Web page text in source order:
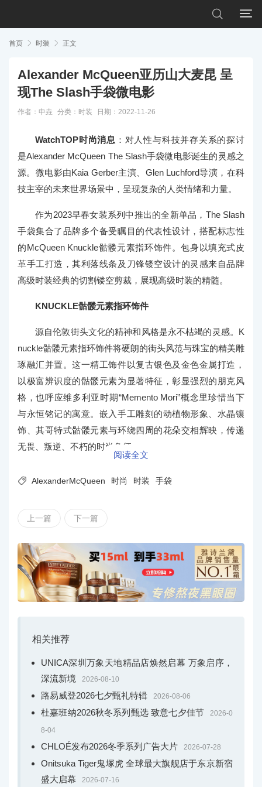


首页  时装  正文
Alexander McQueen亚历山大麦昆 呈
现The Slash手袋微电影
作者：申垚 分类： 时装 日期：2022-11-26
WatchTOP时尚消息 ：对人性与科技并存关系的探讨
是Alexander McQueen The Slash手袋微电影诞生的灵感之
源。微电影由Kaia Gerber主演、Glen Luchford导演，在科
技主宰的未来世界场景中，呈现复杂的人类情绪和力量。
作为2023早春女装系列中推出的全新单品，The Slash
手袋集合了品牌多个备受瞩目的代表性设计，搭配标志性
的McQueen Knuckle骷髅元素指环饰件。包身以填充式皮
革手工打造，其利落线条及刀锋镂空设计的灵感来自品牌
高级时装经典的切割镂空剪裁，展现高级时装的精髓。
KNUCKLE骷髅元素指环饰件
源自伦敦街头文化的精神和风格是永不枯竭的灵感。K
nuckle骷髅元素指环饰件将硬朗的街头风范与珠宝的精美雕
琢融汇并置。这一精工饰件以复古银色及金色金属打造，
以极富辨识度的骷髅元素为显著特征，彰显强烈的朋克风
格，也呼应维多利亚时期“Memento Mori”概念里珍惜当下
与永恒铭记的寓意。嵌入手工雕刻的动植物形象、水晶镶
饰、其哥特式骷髅元素与环绕四周的花朵交相辉映，传递
无畏、叛逆、不朽的时尚象征。
阅读全文
 AlexanderMcQueen 时尚 时装 手袋
上一篇 下一篇
相关推荐
UNICA深圳万象天地精品店焕然启幕 万象启序，
深流新境
2026-08-10
路易威登2026七夕甄礼特辑 2026-08-06
杜嘉班纳2026秋冬系列甄选 致意七夕佳节 2026-0
8-04
CHLOÉ发布2026冬季系列广告大片 2026-07-28
Onitsuka Tiger鬼塚虎 全球最大旗舰店于东京新宿
盛大启幕
2026-07-16